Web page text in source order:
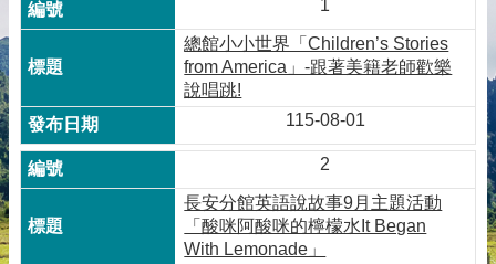
1
總館小小世界「Children’s Stories
from America」-跟著美籍老師歡樂
說唱跳!
115-08-01
2
長安分館英語說故事9月主題活動
「酸咪阿酸咪的檸檬水It Began
With Lemonade」